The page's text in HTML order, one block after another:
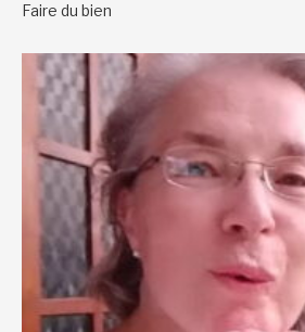
Faire du bien